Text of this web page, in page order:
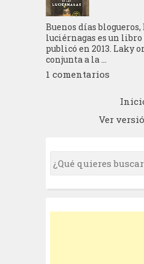
Buenos días
luciérnagas es un libro
publicó en 2013. Laky
conjunta a la ...
1 comentarios
Ver
S
e
r